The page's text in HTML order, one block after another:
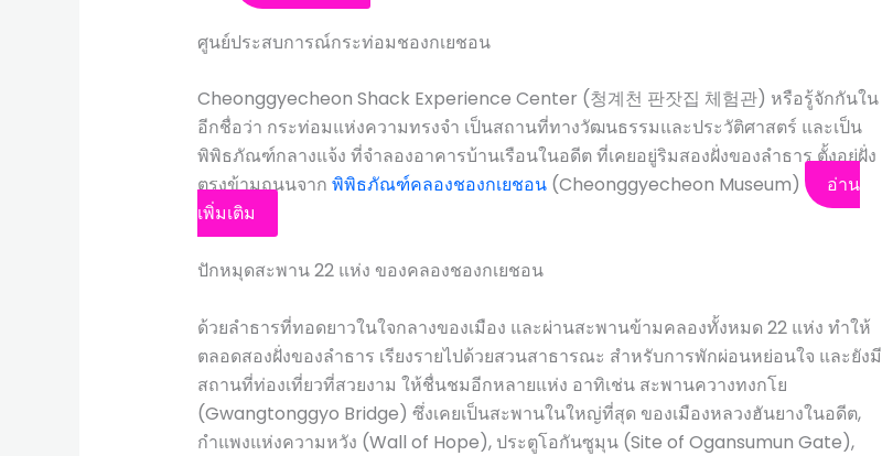
ศูนย์ประสบการณ์กระท่อมชองกเยชอน
Cheonggyecheon Shack Experience Center (청계천 판잣집 체험관) หรือรู้จักกันใน
อีกชื่อว่า กระท่อมแห่งความทรงจำ เป็นสถานที่ทางวัฒนธรรมและประวัติศาสตร์ และเป็น
พิพิธภัณฑ์กลางแจ้ง ที่จำลองอาคารบ้านเรือนในอดีต ที่เคยอยู่ริมสองฝั่งของลำธาร ตั้งอยู่ฝั่ง
ตรงข้ามถนนจาก พิพิธภัณฑ์คลองชองกเยชอน(Cheonggyecheon Museum)
อ่าน
เพิ่มเติม
ปักหมุดสะพาน 22 แห่ง ของคลองชองกเยชอน
ด้วยลำธารที่ทอดยาวในใจกลางของเมือง และผ่านสะพานข้ามคลองทั้งหมด 22 แห่ง ทำให้
ตลอดสองฝั่งของลำธาร เรียงรายไปด้วยสวนสาธารณะ สำหรับการพักผ่อนหย่อนใจ และยังมี
สถานที่ท่องเที่ยวที่สวยงาม ให้ชื่นชมอีกหลายแห่ง อาทิเช่น สะพานควางทงกโย
(Gwangtonggyo Bridge) ซึ่งเคยเป็นสะพานในใหญ่ที่สุด ของเมืองหลวงฮันยางในอดีต,
กำแพงแห่งความหวัง (Wall of Hope), ประตูโอกันซูมุน (Site of Ogansumun Gate),